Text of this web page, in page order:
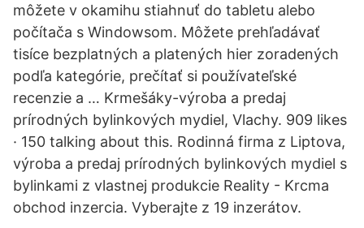
môžete v okamihu stiahnuť do tabletu alebo
počítača s Windowsom. Môžete prehľadávať
tisíce bezplatných a platených hier zoradených
podľa kategórie, prečítať si používateľské
recenzie a … Krmešáky-výroba a predaj
prírodných bylinkových mydiel, Vlachy. 909 likes
· 150 talking about this. Rodinná firma z Liptova,
výroba a predaj prírodných bylinkových mydiel s
bylinkami z vlastnej produkcie Reality - Krcma
obchod inzercia. Vyberajte z 19 inzerátov.